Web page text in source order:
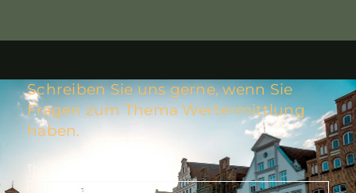
Schreiben Sie uns gerne, wenn Sie
Fragen zum Thema Wertermittlung
haben.